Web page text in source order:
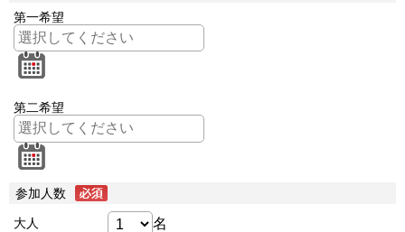
第一希望
第二希望
参加人数
大人 名